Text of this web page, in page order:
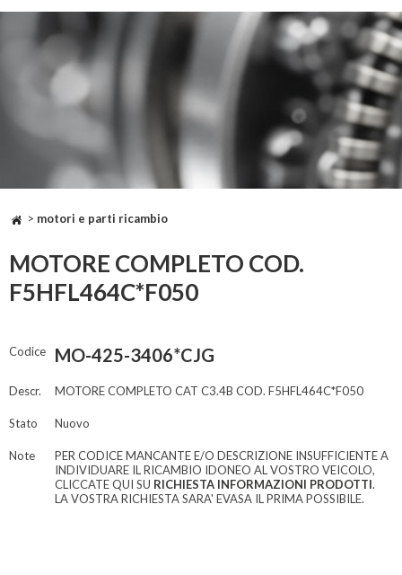
> motori e parti ricambio
MOTORE COMPLETO COD.
F5HFL464C*F050
Codice MO-425-3406*CJG
Descr. MOTORE COMPLETO CAT C3.4B COD. F5HFL464C*F050
Stato Nuovo
Note
PER CODICE MANCANTE E/O DESCRIZIONE INSUFFICIENTE A
INDIVIDUARE IL RICAMBIO IDONEO AL VOSTRO VEICOLO,
CLICCATE QUI SU RICHIESTA INFORMAZIONI PRODOTTI.
LA VOSTRA RICHIESTA SARA' EVASA IL PRIMA POSSIBILE.